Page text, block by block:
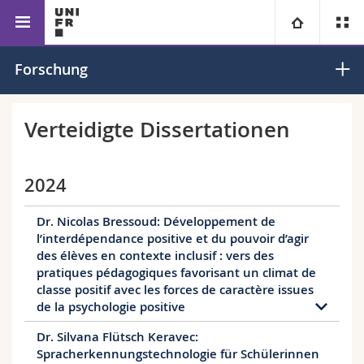
Universität
Universität
Weiterbildung
Wirtschafts- und Sozialwissenschaftliche Fak.
Philosophische Fak.
Fak. für Erziehungs- und Bildungswissenschaften
Studierende
Medien
Forschende
Personenverzeichnis
Ortsplan
Bibliotheken
Fakultät für Erziehungs- und Bildungs­
Sonderpädagogik
Forschung
Verteidigte Dissertationen
2024
Dr. Nicolas Bressoud: Développement de
l’interdépendance positive et du pouvoir d’agir
des élèves en contexte inclusif : vers des
pratiques pédagogiques favorisant un climat de
classe positif avec les forces de caractère issues
de la psychologie positive
Auteur: Dr. Nicolas BRESSOUD
Dr. Silvana Flütsch Keravec:
Spracherkennungstechnologie für Schülerinnen